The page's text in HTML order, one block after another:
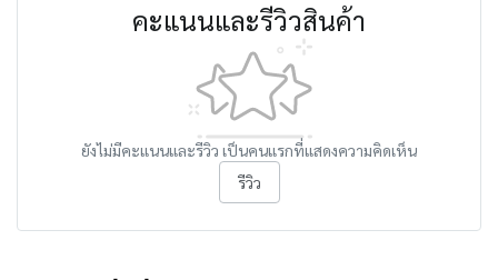
คะแนนและรีวิวสินค้า
ยังไม่มีคะแนนและรีวิว เป็นคนแรกที่แสดงความคิดเห็น
รีวิว